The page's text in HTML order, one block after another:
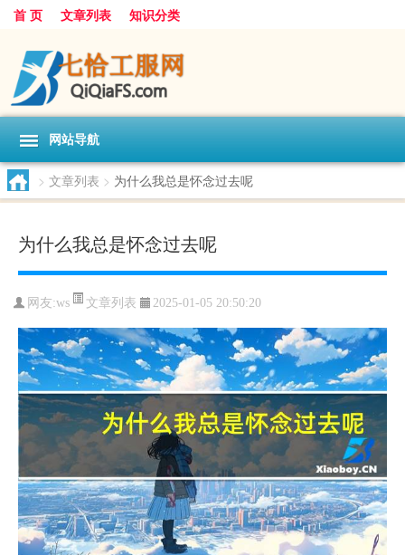
首 页 文章列表 知识分类
网站导航
> 文章列表 > 为什么我总是怀念过去呢
为什么我总是怀念过去呢
网友:ws 文章列表 2025-01-05 20:50:20